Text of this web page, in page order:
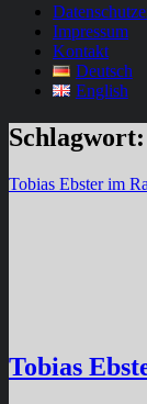
Impressum
Kontakt
Deutsch
English
Schlagwort:
Tobias Ebster im
Tobias